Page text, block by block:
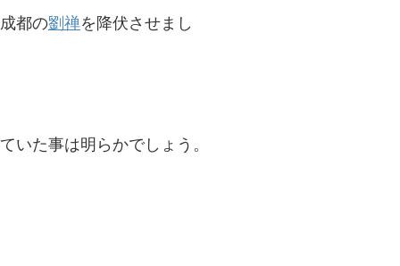
都の劉禅を降伏させまし
いた事は明らかでしょう。